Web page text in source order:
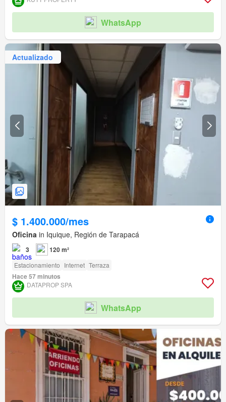
WhatsApp
Actualizado
$ 1.400.000/mes
Oficina in Iquique, Región de Tarapacá
3 120 m²
Estacionamiento Internet Terraza
Hace 57 minutos
DATAPROP SPA
WhatsApp